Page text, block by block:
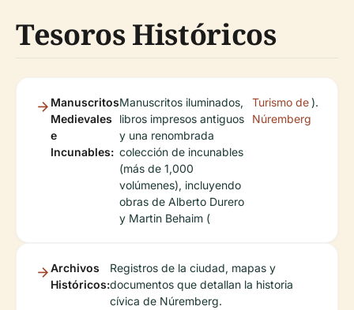
Tesoros Históricos
Manuscritos
Medievales
e
Incunables:
Manuscritos iluminados,
libros impresos antiguos
y una renombrada
colección de incunables
(más de 1,000
volúmenes), incluyendo
obras de Alberto Durero
y Martin Behaim (
Turismo de
Núremberg
).
Archivos
Históricos:
Registros de la ciudad, mapas y
documentos que detallan la historia
cívica de Núremberg.